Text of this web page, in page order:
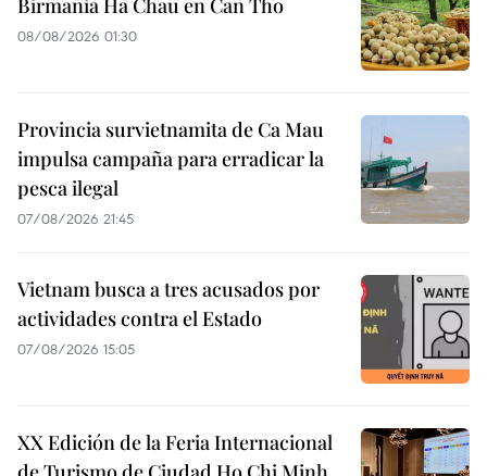
Birmania Ha Chau en Can Tho
08/08/2026 01:30
Provincia survietnamita de Ca Mau
impulsa campaña para erradicar la
pesca ilegal
07/08/2026 21:45
Vietnam busca a tres acusados por
actividades contra el Estado
07/08/2026 15:05
XX Edición de la Feria Internacional